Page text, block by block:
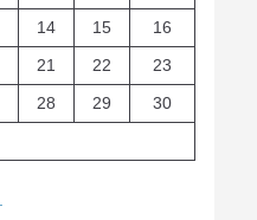
14 15
16
21 22
23
28 29
30